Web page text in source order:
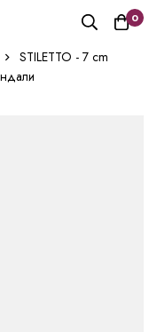
0
STILETTO - 7 cm